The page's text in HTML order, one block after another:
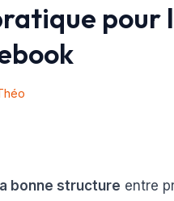
pour
bonne structure entre